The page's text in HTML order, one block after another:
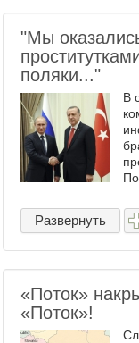
"Мы
поляки..."
В
...
Развернуть
«Поток»
«Поток»!